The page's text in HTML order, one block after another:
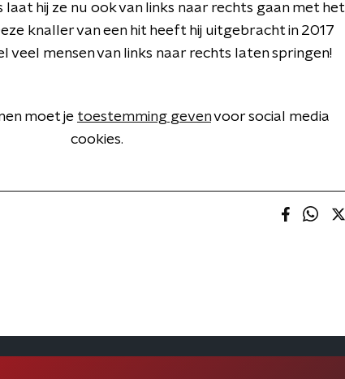
hij ze nu ook van links naar rechts gaan met het
knaller van een hit heeft hij uitgebracht in 2017
veel mensen van links naar rechts laten springen!
moet je toestemming gevenvoor social media
cookies.